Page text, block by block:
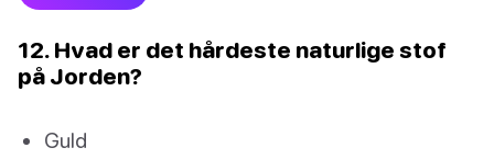
12. Hvad er det hårdeste naturlige stof
på Jorden?
Guld